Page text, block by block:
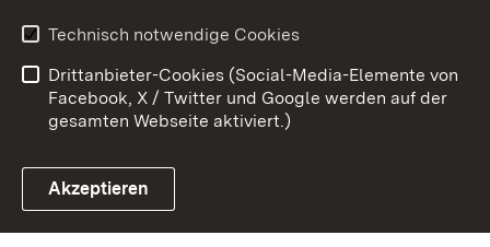
Link zum Landesportal
Barrierefreiheit
Impressum Cookies
Technisch notwendige Cookies
Drittanbieter-Cookies (Social-Media-Elemente von
Facebook, X / Twitter und Google werden auf der
gesamten Webseite aktiviert.)
Akzeptieren